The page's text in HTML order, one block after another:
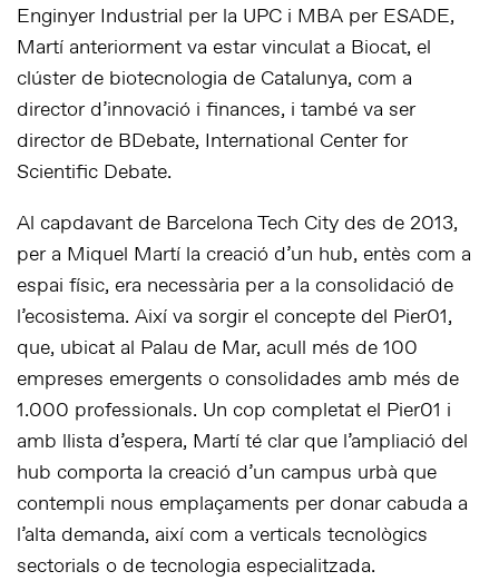
Enginyer Industrial per la UPC i MBA per ESADE,
Martí anteriorment va estar vinculat a Biocat, el
clúster de biotecnologia de Catalunya, com a
director d’innovació i finances, i també va ser
director de BDebate, International Center for
Scientific Debate.
Al capdavant de Barcelona Tech City des de 2013,
per a Miquel Martí la creació d’un hub, entès com a
espai físic, era necessària per a la consolidació de
l’ecosistema. Així va sorgir el concepte del Pier01,
que, ubicat al Palau de Mar, acull més de 100
empreses emergents o consolidades amb més de
1.000 professionals. Un cop completat el Pier01 i
amb llista d’espera, Martí té clar que l’ampliació del
hub comporta la creació d’un campus urbà que
contempli nous emplaçaments per donar cabuda a
l’alta demanda, així com a verticals tecnològics
sectorials o de tecnologia especialitzada.